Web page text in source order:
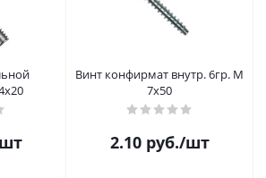
Винт конфирмат внутр. 6гр. М
7х50
2.10руб./шт